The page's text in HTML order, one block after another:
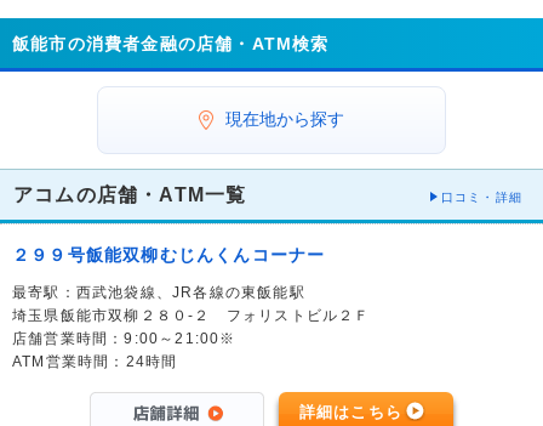
飯能市の消費者金融の店舗・ATM検索
現在地から探す
アコムの店舗・ATM一覧 口コミ・詳細
２９９号飯能双柳むじんくんコーナー
最寄駅：西武池袋線、JR各線の東飯能駅
埼玉県飯能市双柳２８０-２ フォリストビル２Ｆ
店舗営業時間：9:00～21:00※
ATM営業時間：24時間
詳細はこちら